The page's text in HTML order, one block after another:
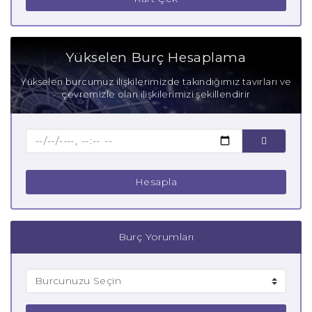
Koç Burcu Zayıf Yanları
Anne Koç Burcu
Baba Koç Burcu
Yükselen Burç Hesaplama
Yükselen burcumuz ilişkilerimizde takındığımız tavırları ve
çevremizle olan ilişkilerimizi şekillendirir
Hesapla
Burç Yorumları